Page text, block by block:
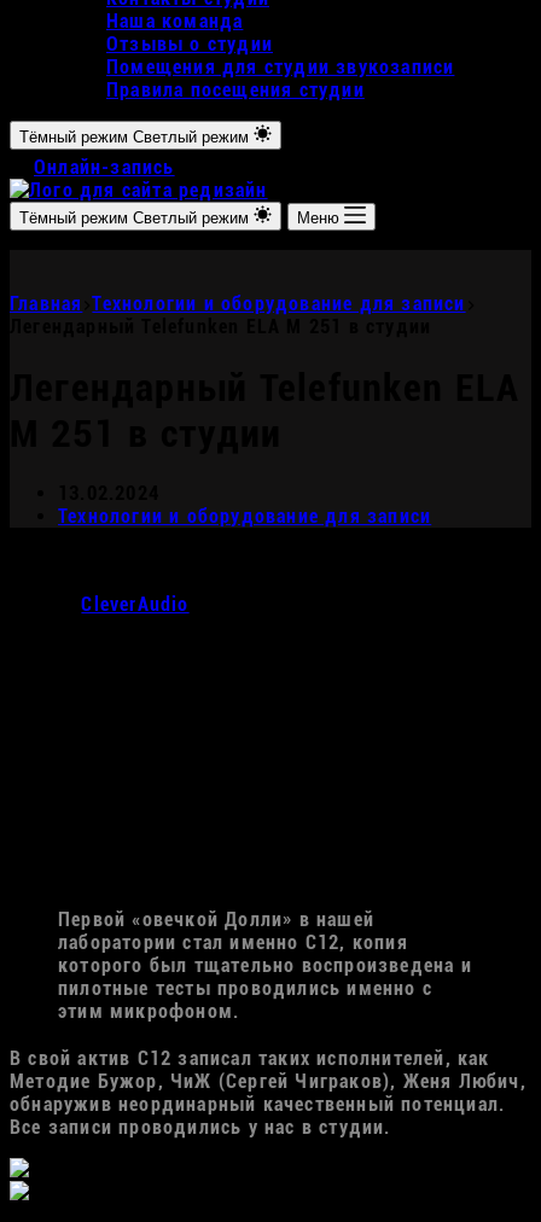
Наша команда
Отзывы о студии
Помещения для студии звукозаписи
Правила посещения студии
Тёмный режим Светлый режим
Онлайн-запись
Тёмный режим Светлый режим Меню
Главная Технологии и оборудование для записи
Технологии и оборудование для записи
студииCleverAudio
Первой «овечкой Долли» в нашей
лаборатории стал именно С12, копия
которого был тщательно воспроизведена и
пилотные тесты проводились именно с
этим микрофоном.
В свой актив C12 записал таких исполнителей, как
Методие Бужор, ЧиЖ (Сергей Чиграков), Женя Любич,
обнаружив неординарный качественный потенциал.
Все записи проводились у нас в студии.